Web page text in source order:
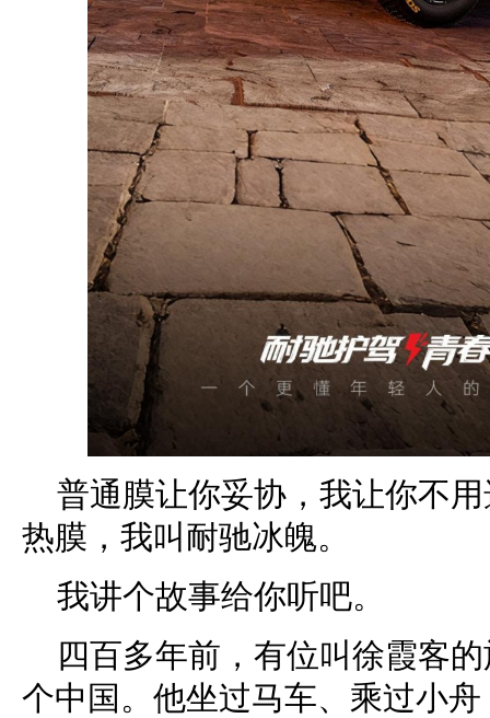
普通膜让你妥协，我让你不
热膜，我叫耐驰冰魄。
我讲个故事给你听吧。
四百多年前，有位叫徐霞客
个中国。他坐过马车、乘过小